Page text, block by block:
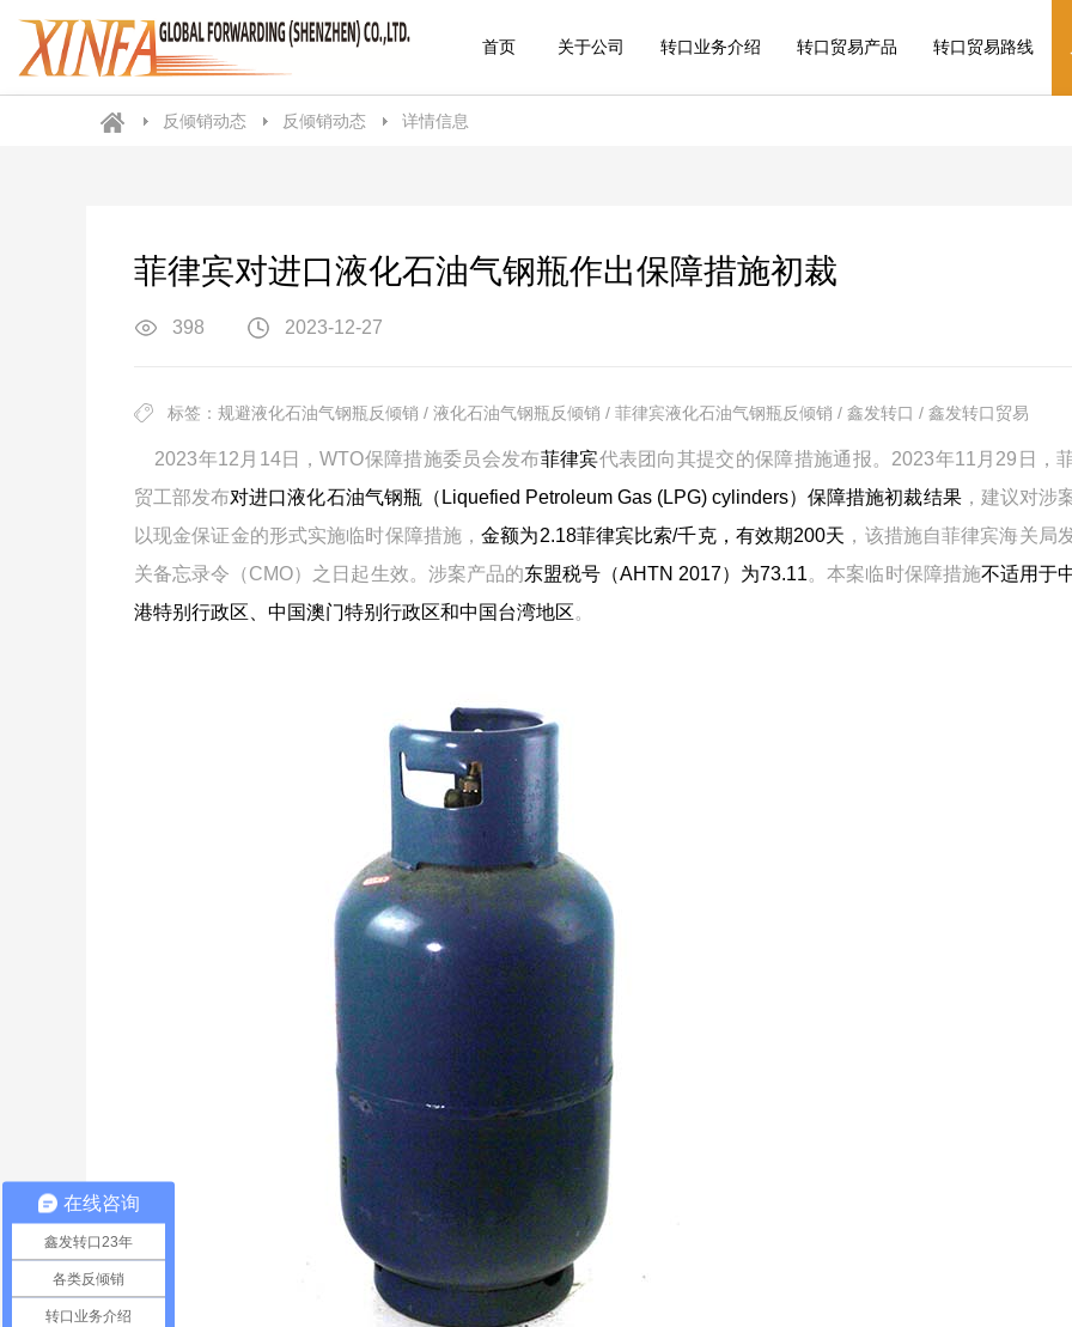
首页 关于公司 转口业务介绍 转口贸易产品 转口贸易路线
反倾销动态 反倾销动态 详情信息
菲律宾对进口液化石油气钢瓶作出保障措施初裁
398 2023-12-27
标签：规避液化石油气钢瓶反倾销 / 液化石油气钢瓶反倾销 / 菲律宾液化石油气钢瓶反倾销 / 鑫发转口 / 鑫发转口贸易
2023年12月14日，WTO保障措施委员会发布菲律宾代表团向其提交的保障措施通报。2023年11月29日，
贸工部发布对进口液化石油气钢瓶（Liquefied Petroleum Gas (LPG) cylinders）保障措施初裁结果，建议对涉
以现金保证金的形式实施临时保障措施，金额为2.18菲律宾比索/千克，有效期200天 ，该措施自菲律宾海关局
关备忘录令（CMO）之日起生效。涉案产品的东盟税号（AHTN 2017）为73.11。本案临时保障措施不适用于
港特别行政区、中国澳门特别行政区和中国台湾地区。
在线咨询
鑫发转口23年
各类反倾销
转口业务介绍